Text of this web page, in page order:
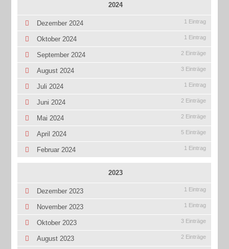
2024
Dezember 2024 1 Eintrag
Oktober 2024 1 Eintrag
September 2024 2 Einträge
August 2024 3 Einträge
Juli 2024 1 Eintrag
Juni 2024 2 Einträge
Mai 2024 2 Einträge
April 2024 5 Einträge
Februar 2024 1 Eintrag
2023
Dezember 2023 1 Eintrag
November 2023 1 Eintrag
Oktober 2023 3 Einträge
August 2023 2 Einträge